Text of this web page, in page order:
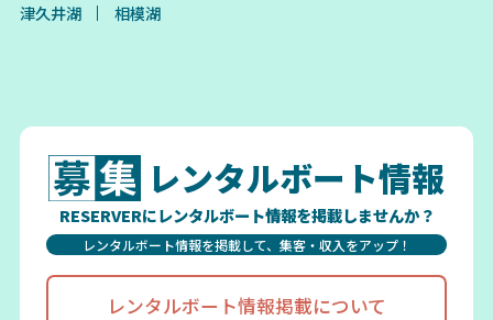
津久井湖 相模湖
レンタルボート情報
RESERVERにレンタルボート情報を掲載しませんか？
レンタルボート情報を掲載して、集客・収入をアップ！
レンタルボート情報掲載について